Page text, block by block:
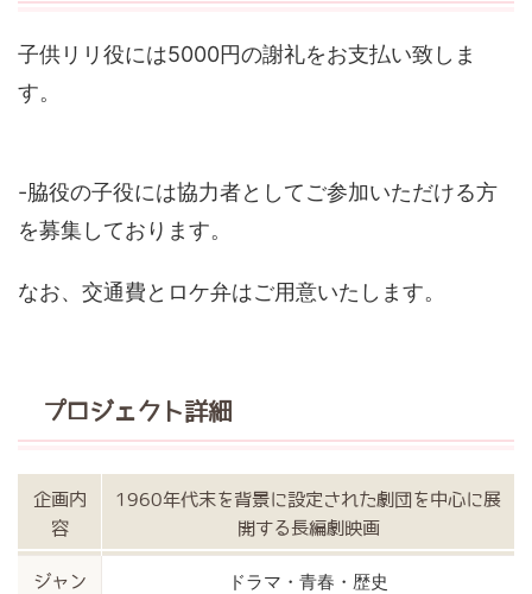
子供リリ役には5000円の謝礼をお支払い致しま
す。
-脇役の子役には協力者としてご参加いただける方
を募集しております。
なお、交通費とロケ弁はご用意いたします。
プロジェクト詳細
企画内
容
1960年代末を背景に設定された劇団を中心に展
開する長編劇映画
ジャン
ドラマ・青春・歴史